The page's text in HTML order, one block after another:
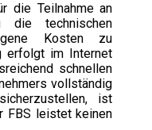
die Teilnahme an
die technischen
Kosten zu
erfolgt im Internet
schnellen
vollständig
ist
FBS leistet keinen